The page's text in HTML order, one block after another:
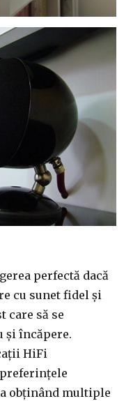
perfectă dacă
cu sunet fidel și
care să se
și încăpere.
HiFi
obținând multiple